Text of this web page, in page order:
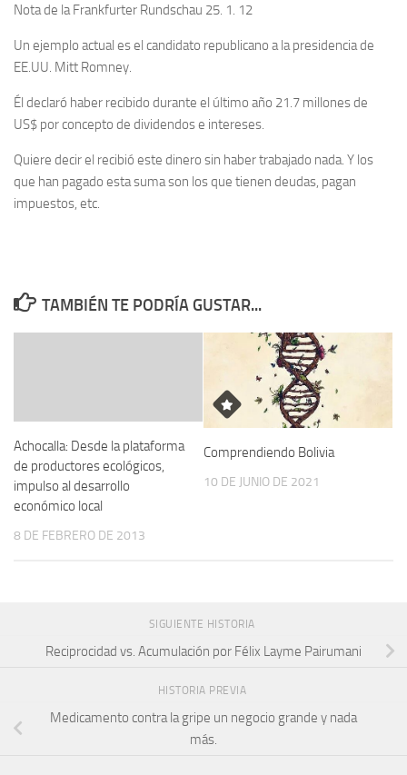
Nota de la Frankfurter Rundschau 25. 1. 12
Un ejemplo actual es el candidato republicano a la presidencia de
EE.UU. Mitt Romney.
Él declaró haber recibido durante el último año 21.7 millones de
US$ por concepto de dividendos e intereses.
Quiere decir el recibió este dinero sin haber trabajado nada. Y los
que han pagado esta suma son los que tienen deudas, pagan
impuestos, etc.
TAMBIÉN TE PODRÍA GUSTAR...
Achocalla: Desde la plataforma
de productores ecológicos,
impulso al desarrollo
económico local
8 DE FEBRERO DE 2013
Comprendiendo Bolivia
10 DE JUNIO DE 2021
SIGUIENTE HISTORIA
Reciprocidad vs. Acumulación por Félix Layme Pairumani
HISTORIA PREVIA
Medicamento contra la gripe un negocio grande y nada
más.